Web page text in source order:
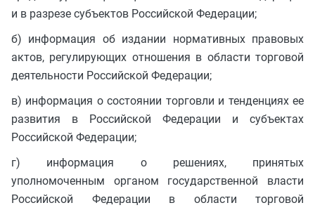
и в разрезе субъектов Российской Федерации;
б) информация об издании нормативных правовых
актов, регулирующих отношения в области торговой
деятельности Российской Федерации;
в) информация о состоянии торговли и тенденциях ее
развития в Российской Федерации и субъектах
Российской Федерации;
г) информация о решениях, принятых
уполномоченным органом государственной власти
Российской Федерации в области торговой